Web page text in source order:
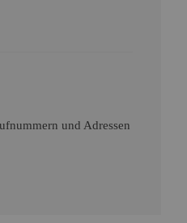
und Adressen